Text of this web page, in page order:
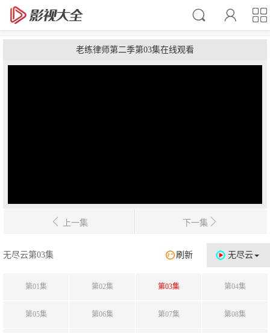
老练律师第二季第03集在线观看
上一集 下一集
无尽云
刷新
无尽云第03集
第01集 第02集 第03集 第04集
第05集 第06集 第07集 第08集